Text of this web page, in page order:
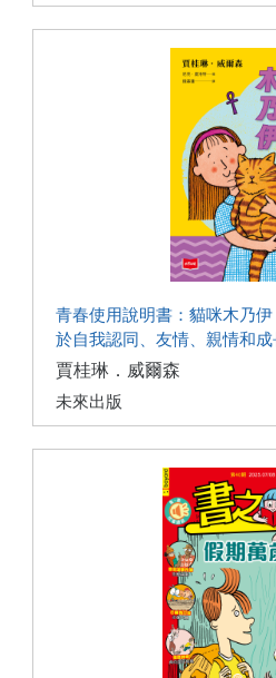
青春使用說明書：貓咪木乃
於自我認同、友情、親情和成
賈桂琳．威爾森
未來出版